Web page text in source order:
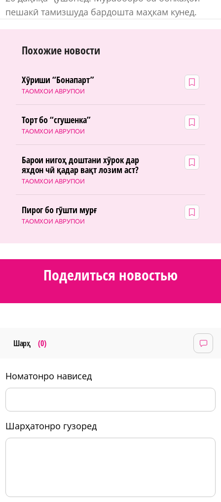
пешакӣ тамизшуда бардошта маҳкам кунед.
Похожие новости
ТАОМХОИ АВРУПОИ
Хӯриши “Бонапарт”
ТАОМХОИ АВРУПОИ
Торт бо “сгушенка”
ТАОМХОИ АВРУПОИ
Барои нигоҳ доштани хӯрок дар
яхдон чӣ қадар вақт лозим аст?
ТАОМХОИ АВРУПОИ
Пирог бо гӯшти мурғ
Поделиться новостью
Шарҳ (0)
номатонро нависед
шарҳатонро гузоред